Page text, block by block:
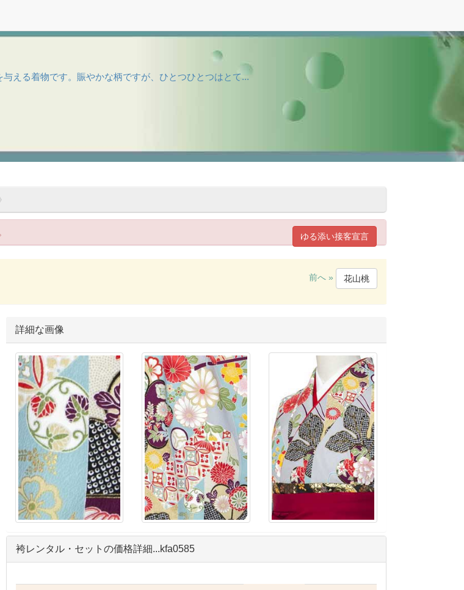
える着物です。賑やかな柄ですが、ひとつひとつはとて...
ゆる添い接客宣言
前へ » 花山桃
詳細な画像
袴レンタル・セットの価格詳細...kfa0585